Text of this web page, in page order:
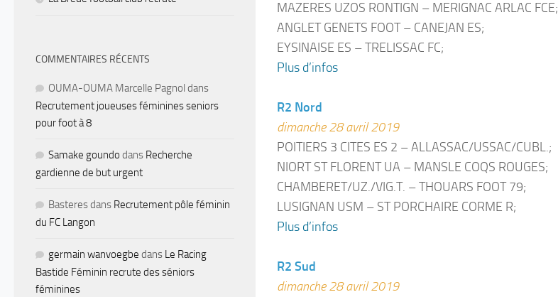
MAZERES UZOS RONTIGN – MERIGNAC ARLAC FCE;
ANGLET GENETS FOOT – CANEJAN ES;
EYSINAISE ES – TRELISSAC FC;
Plus d’infos
R2 Nord
dimanche 28 avril 2019
POITIERS 3 CITES ES 2 – ALLASSAC/USSAC/CUBL.;
NIORT ST FLORENT UA – MANSLE COQS ROUGES;
CHAMBERET/UZ./VIG.T. – THOUARS FOOT 79;
LUSIGNAN USM – ST PORCHAIRE CORME R;
Plus d’infos
R2 Sud
dimanche 28 avril 2019
COMMENTAIRES RÉCENTS
OUMA-OUMA Marcelle Pagnol dans
Recrutement joueuses féminines seniors
pour foot à 8
Samake goundo dans Recherche
gardienne de but urgent
Basteresdans Recrutement pôle féminin
du FC Langon
germain wanvoegbe dans Le Racing
Bastide Féminin recrute des séniors
féminines